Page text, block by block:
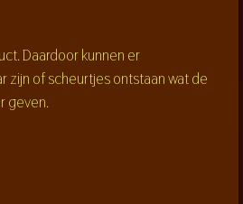
Daardoor kunnen er
zijn of scheurtjes ontstaan wat de
geven.